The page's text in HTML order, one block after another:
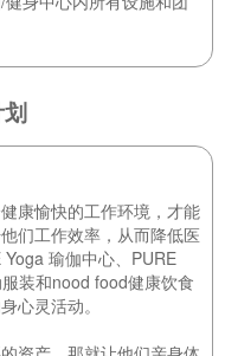
康愉快的工作环境，才能
们工作效率，从而降低医
瑜伽中心、PURE
装和nood food健康饮食
心灵活动。